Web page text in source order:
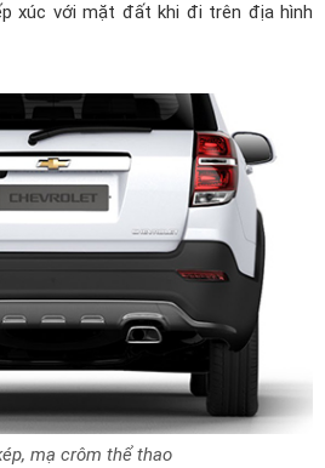
xúc với mặt đất khi đi trên địa hình
mạ crôm thể thao